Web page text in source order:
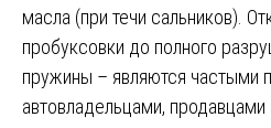
масла (при течи сальников).
пробуксовки до полного
пружины – являются частыми
автовладельцами,